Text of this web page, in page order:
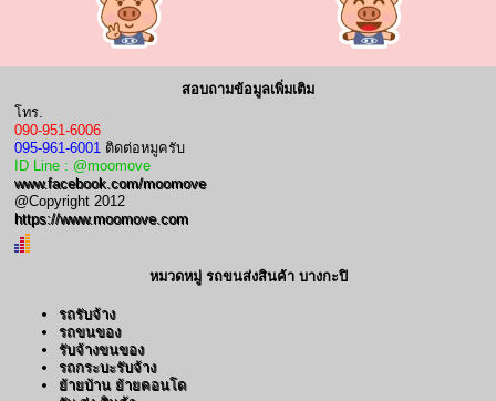
สอบถามข้อมูลเพิ่มเติม
โทร.
090-951-6006
095-961-6001 ติดต่อหมูครับ
ID Line : @moomove
www.facebook.com/moomove
@Copyright 2012
https://www.moomove.com
หมวดหมู่ รถขนส่งสินค้า บางกะปิ
รถรับจ้าง
รถขนของ
รับจ้างขนของ
รถกระบะรับจ้าง
ย้ายบ้าน ย้ายคอนโด